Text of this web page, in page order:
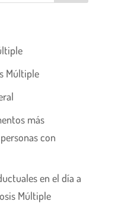
Múltiple
más
con
en el día a
Múltiple